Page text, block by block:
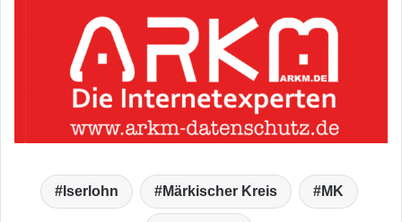
Iserlohn Märkischer Kreis MK